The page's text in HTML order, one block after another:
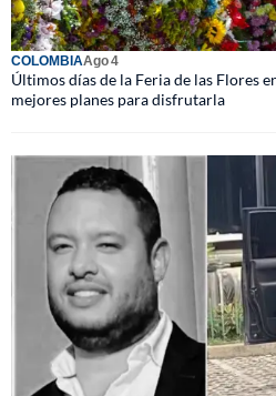
COLOMBIAAgo 4
Últimos días de la Feria de las Flores
mejores planes para disfrutarla